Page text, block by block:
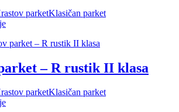
parketKlasičan parket
Овај
има
варијанти.
Опције
бити
изабране
– R rustik II klasa
parketKlasičan parket
Овај